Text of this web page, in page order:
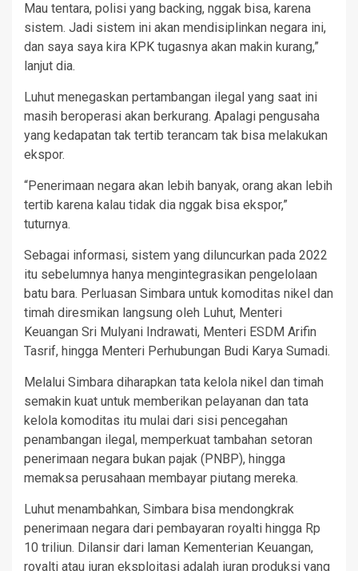
Mau tentara, polisi yang backing, nggak bisa, karena
sistem. Jadi sistem ini akan mendisiplinkan negara ini,
dan saya saya kira KPK tugasnya akan makin kurang,”
lanjut dia.
Luhut menegaskan pertambangan ilegal yang saat ini
masih beroperasi akan berkurang. Apalagi pengusaha
yang kedapatan tak tertib terancam tak bisa melakukan
ekspor.
“Penerimaan negara akan lebih banyak, orang akan lebih
tertib karena kalau tidak dia nggak bisa ekspor,”
tuturnya.
Sebagai informasi, sistem yang diluncurkan pada 2022
itu sebelumnya hanya mengintegrasikan pengelolaan
batu bara. Perluasan Simbara untuk komoditas nikel dan
timah diresmikan langsung oleh Luhut, Menteri
Keuangan Sri Mulyani Indrawati, Menteri ESDM Arifin
Tasrif, hingga Menteri Perhubungan Budi Karya Sumadi.
Melalui Simbara diharapkan tata kelola nikel dan timah
semakin kuat untuk memberikan pelayanan dan tata
kelola komoditas itu mulai dari sisi pencegahan
penambangan ilegal, memperkuat tambahan setoran
penerimaan negara bukan pajak (PNBP), hingga
memaksa perusahaan membayar piutang mereka.
Luhut menambahkan, Simbara bisa mendongkrak
penerimaan negara dari pembayaran royalti hingga Rp
10 triliun. Dilansir dari laman Kementerian Keuangan,
royalti atau iuran eksploitasi adalah iuran produksi yang